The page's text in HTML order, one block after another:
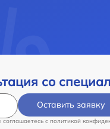
со
Оставить заявку
c политикой